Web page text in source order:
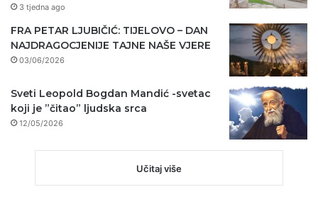
3 tjedna ago
FRA PETAR LJUBIČIĆ: TIJELOVO – DAN
NAJDRAGOCJENIJE TAJNE NAŠE VJERE
03/06/2026
Sveti Leopold Bogdan Mandić -svetac
koji je ”čitao” ljudska srca
12/05/2026
Učitaj više